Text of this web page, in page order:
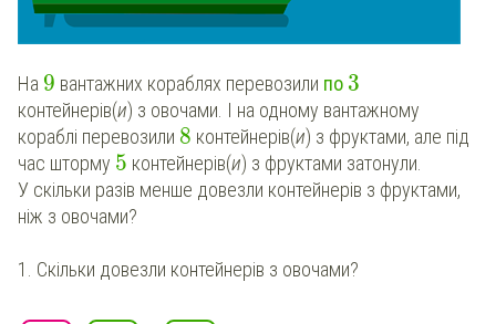
На 9 вантажних кораблях перевозили по 3
контейнерів(и) з овочами. І на одному вантажному
кораблі перевозили 8 контейнерів(и) з фруктами, але під
час шторму 5 контейнерів(и) з фруктами затонули.
У скільки разів менше довезли контейнерів з фруктами,
ніж з овочами?
1. Скільки довезли контейнерів з овочами?